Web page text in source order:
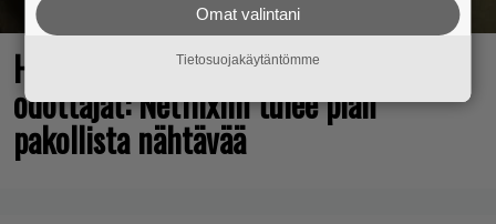
Huomio, kaikki Grand Theft Auto 6:n
odottajat: Netflixiin tulee pian
pakollista nähtävää
Omat valintani
Tietosuojakäytäntömme